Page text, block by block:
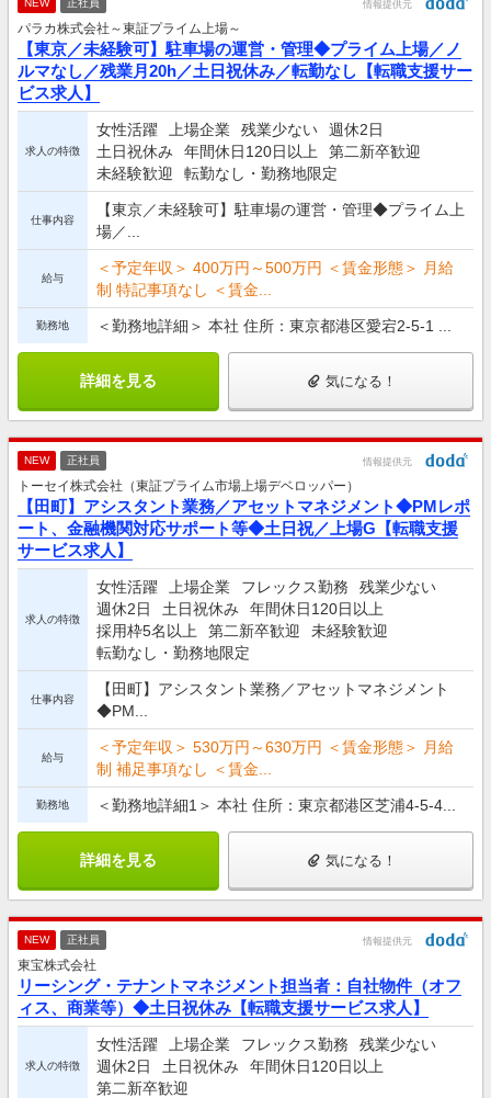
情報提供元
パラカ株式会社～東証プライム上場～
【東京／未経験可】駐車場の運営・管理◆プライム上場／ノ
ルマなし／残業月20h／土日祝休み／転勤なし【転職支援サー
ビス求人】
求人の特徴
女性活躍 上場企業 残業少ない
週休2日
土日祝休み
年間休日120日以上
第二新卒歓迎
未経験歓迎
転勤なし・勤務地限定
仕事内容
【東京／未経験可】駐車場の運営・管理◆プライム上
場／...
給与
＜予定年収＞ 400万円～500万円 ＜賃金形態＞ 月給
制 特記事項なし ＜賃金...
勤務地 ＜勤務地詳細＞ 本社 住所：東京都港区愛宕2-5-1 ...
詳細を見る 気になる！
NEW 正社員 情報提供元
トーセイ株式会社（東証プライム市場上場デベロッパー）
【田町】アシスタント業務／アセットマネジメント◆PMレポ
ート、金融機関対応サポート等◆土日祝／上場G【転職支援
サービス求人】
求人の特徴
女性活躍 上場企業 フレックス勤務
残業少ない
週休2日
土日祝休み
年間休日120日以上
採用枠5名以上
第二新卒歓迎
未経験歓迎
転勤なし・勤務地限定
仕事内容
【田町】アシスタント業務／アセットマネジメント
◆PM...
給与
＜予定年収＞ 530万円～630万円 ＜賃金形態＞ 月給
制 補足事項なし ＜賃金...
勤務地 ＜勤務地詳細1＞ 本社 住所：東京都港区芝浦4-5-4...
詳細を見る 気になる！
NEW 正社員 情報提供元
東宝株式会社
リーシング・テナントマネジメント担当者：自社物件（オフ
ィス、商業等）◆土日祝休み【転職支援サービス求人】
求人の特徴
女性活躍 上場企業 フレックス勤務
残業少ない
週休2日
土日祝休み
年間休日120日以上
第二新卒歓迎